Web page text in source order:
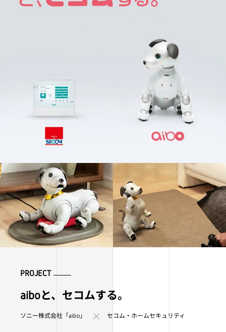
PROJECT
aiboと、セコムする。
ソニー株式会社「aibo」 セコム・ホームセキュリティ